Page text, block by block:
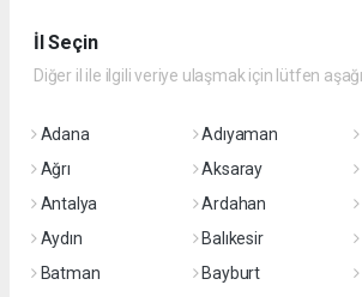
İl Seçin
Diğer il ile ilgili veriye ulaşmak için lütfen
Adana Adıyaman
Ağrı
Aksaray
Antalya
Ardahan
Aydın
Balıkesir
Batman
Bayburt